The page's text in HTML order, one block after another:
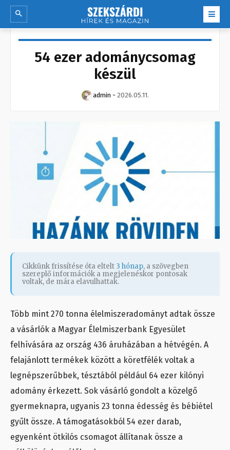
54 ezer adománycsomag
készül
admin - 2026.05.11.
Cikkünk frissítése óta eltelt 3 hónap, a szövegben
szereplő információk a megjelenéskor pontosak
voltak, de mára elavulhattak.
Több mint 270 tonna élelmiszeradományt adtak össze
a vásárlók a Magyar Élelmiszerbank Egyesület
felhívására az ország 436 áruházában a hétvégén. A
felajánlott termékek között a köretfélék voltak a
legnépszerűbbek, tésztából például 64 ezer kilónyi
adomány érkezett. Sok vásárló gondolt a közelgő
gyermeknapra, ugyanis 23 tonna édesség és bébiétel
gyűlt össze. A támogatásokból 54 ezer darab,
egyenként ötkilós csomagot állítanak össze a